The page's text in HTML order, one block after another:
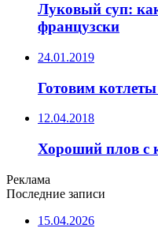
Луковый суп:
французски
24.01.2019
Готовим
12.04.2018
Хороший плов с
Реклама
Последние записи
15.04.2026